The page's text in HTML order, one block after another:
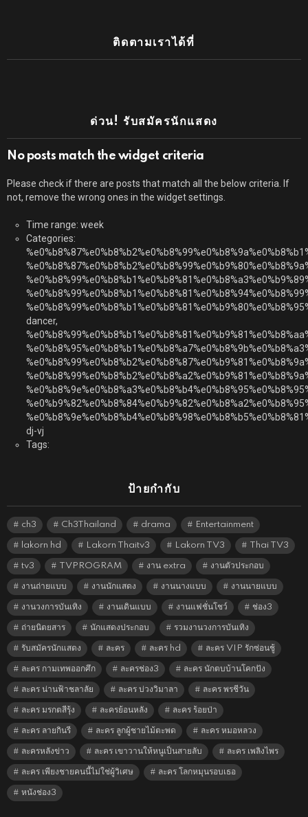
ติดตามเราได้ที่
ด่วน! รับสมัครนักแสดง
No posts match the widget criteria
Please check if there are posts that match all the below criteria. If
not, remove the wrong ones in the widget settings.
Time range: week
Categories:
dancer,
dj-vj
Tags:
ป้ายกำกับ
ch3 Ch3Thailand drama Entertainment
lakorn hd Lakorn Thaitv3 Lakorn TV3 Thai TV3
tv3 TVPROGRAM งาน extra งานตัวประกอบ
งานถ่ายแบบ งานนักแสดง งานนางแบบ งานนายแบบ
งานวงการบันเทิง งานเดินแบบ งานแฟชั่นโชว์ ช่อง3
ถ่ายนิตยสาร นักแสดงประกอบ รวมงานวงการบันเทิง
รับสมัครนักแสดง ละคร ละคร hd ละคร VIP รักซ่อนชู้
ละคร กามเทพออกศึก ละครช่อง3 ละคร นักตบบ้านโคกปัง
ละคร น่านฟ้าชลาลัย ละคร บ่วงวิมาลา ละคร พรชีวัน
ละคร มรกตสีรุ้ง ละครย้อนหลัง ละคร ร้อยป่า
ละคร ลายกินรี ละคร ลูกผู้ชายไม้ตะพด ละคร หมอหลวง
ละครหลังข่าว ละคร เขาวานให้หนูเป็นสายลับ ละคร เพลิงไพร
ละคร เพียงชายคนนี้ไม่ใช่ผู้วิเศษ ละคร โลกหมุนรอบเธอ
หนังช่อง3